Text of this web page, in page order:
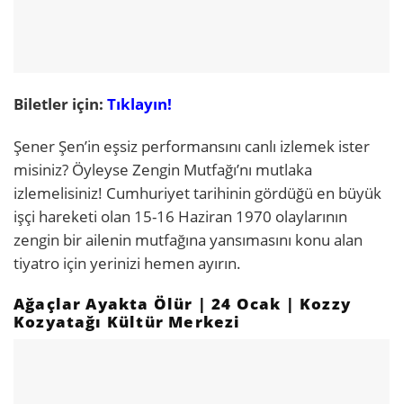
Biletler için: Tıklayın!
Şener Şen’in eşsiz performansını canlı izlemek ister
misiniz? Öyleyse Zengin Mutfağı’nı mutlaka
izlemelisiniz! Cumhuriyet tarihinin gördüğü en büyük
işçi hareketi olan 15-16 Haziran 1970 olaylarının
zengin bir ailenin mutfağına yansımasını konu alan
tiyatro için yerinizi hemen ayırın.
Ağaçlar Ayakta Ölür | 24 Ocak | Kozzy
Kozyatağı Kültür Merkezi